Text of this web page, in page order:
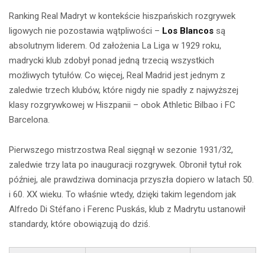
Ranking Real Madryt w kontekście hiszpańskich rozgrywek
ligowych nie pozostawia wątpliwości – Los Blancos są
absolutnym liderem. Od założenia La Liga w 1929 roku,
madrycki klub zdobył ponad jedną trzecią wszystkich
możliwych tytułów. Co więcej, Real Madrid jest jednym z
zaledwie trzech klubów, które nigdy nie spadły z najwyższej
klasy rozgrywkowej w Hiszpanii – obok Athletic Bilbao i FC
Barcelona.
Pierwszego mistrzostwa Real sięgnął w sezonie 1931/32,
zaledwie trzy lata po inauguracji rozgrywek. Obronił tytuł rok
później, ale prawdziwa dominacja przyszła dopiero w latach 50.
i 60. XX wieku. To właśnie wtedy, dzięki takim legendom jak
Alfredo Di Stéfano i Ferenc Puskás, klub z Madrytu ustanowił
standardy, które obowiązują do dziś.